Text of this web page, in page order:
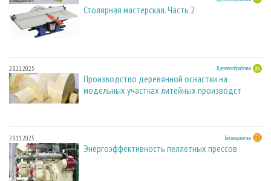
Столярная мастерская. Часть 2
28.11.2025 Деревообработка
Производство деревянной оснастки на
модельных участках литейных производст
28.11.2025 Биоэнергетика
Энергоэффективность пеллетных прессов